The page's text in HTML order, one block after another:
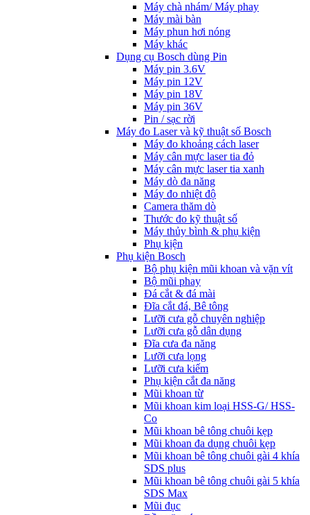
Máy chà nhám/ Máy phay
Máy mài bàn
Máy phun hơi nóng
Máy khác
Dụng cụ Bosch dùng Pin
Máy pin 3.6V
Máy pin 12V
Máy pin 18V
Máy pin 36V
Pin / sạc rời
Máy đo Laser và kỹ thuật số Bosch
Máy đo khoảng cách laser
Máy cân mực laser tia đỏ
Máy cân mực laser tia xanh
Máy dò đa năng
Máy đo nhiệt độ
Camera thăm dò
Thước đo kỹ thuật số
Máy thủy bình & phụ kiện
Phụ kịện
Phụ kiện Bosch
Bộ phụ kiện mũi khoan và vặn vít
Bộ mũi phay
Đá cắt & đá mài
Đĩa cắt đá, Bê tông
Lưỡi cưa gỗ chuyên nghiệp
Lưỡi cưa gỗ dân dụng
Đĩa cưa đa năng
Lưỡi cưa lọng
Lưỡi cưa kiếm
Phụ kiện cắt đa năng
Mũi khoan từ
Mũi khoan kim loại HSS-G/ HSS-
Co
Mũi khoan bê tông chuôi kẹp
Mũi khoan đa dụng chuôi kẹp
Mũi khoan bê tông chuôi gài 4 khía
SDS plus
Mũi khoan bê tông chuôi gài 5 khía
SDS Max
Mũi đục